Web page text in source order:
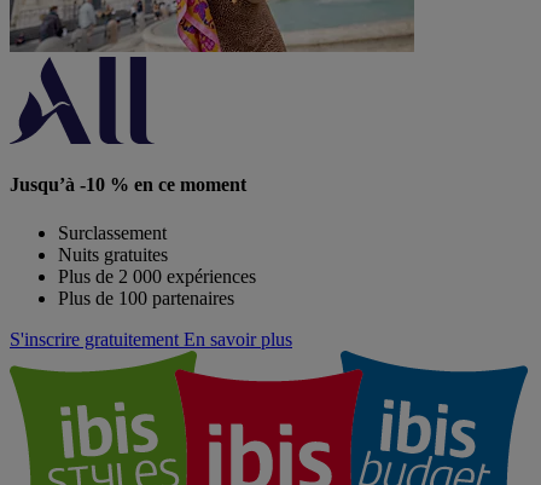
Jusqu’à -10 % en ce moment
Surclassement
Nuits gratuites
Plus de 2 000 expériences
Plus de 100 partenaires
S'inscrire gratuitement En savoir plus